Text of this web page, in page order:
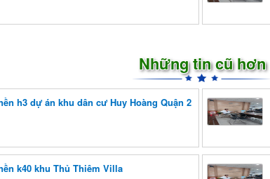
Những tin cũ hơn
h3 dự án khu dân cư Huy Hoàng Quận 2
k40 khu Thủ Thiêm Villa